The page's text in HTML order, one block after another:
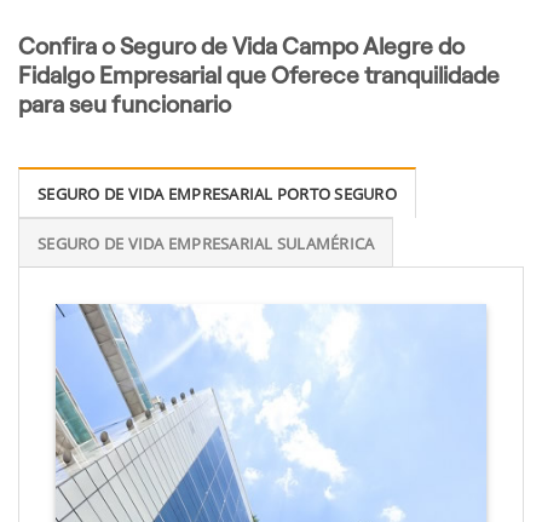
Confira o Seguro de Vida Campo Alegre do
Fidalgo Empresarial que Oferece tranquilidade
para seu funcionario
SEGURO DE VIDA EMPRESARIAL PORTO SEGURO
SEGURO DE VIDA EMPRESARIAL SULAMÉRICA